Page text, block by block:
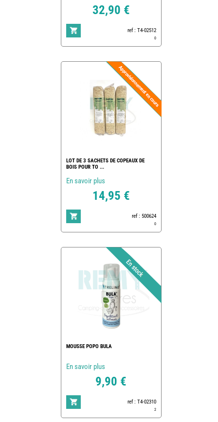
32,90 €
ref : T4-02512
0
LOT DE 3 SACHETS DE COPEAUX DE
BOIS POUR TO ...
En savoir plus
14,95 €
ref : 500624
0
MOUSSE POPO BULA
En savoir plus
9,90 €
ref : T4-02310
2